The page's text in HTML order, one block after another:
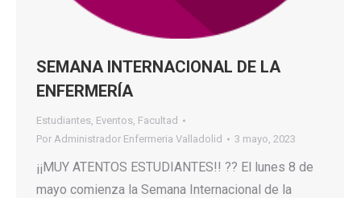
SEMANA INTERNACIONAL DE LA
ENFERMERÍA
Estudiantes, Eventos, Facultad
Por Administrador Enfermeria Valladolid 3 mayo, 2023
¡¡MUY ATENTOS ESTUDIANTES!! ?? El lunes 8 de
mayo comienza la Semana Internacional de la